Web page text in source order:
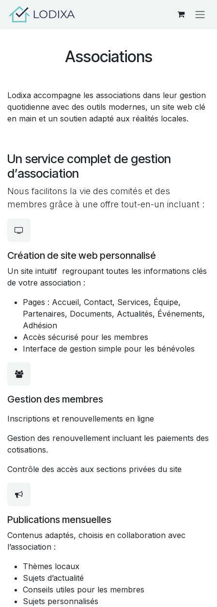
Se rendre au contenu
Associations
Lodixa accompagne les associations dans leur gestion
quotidienne avec des outils modernes, un site web clé
en main et un soutien adapté aux réalités locales.
Un service complet de gestion
d’association
Nous facilitons la vie des comités et des
membres grâce à une offre tout-en-un incluant :
Création de site web personnalisé
Un site intuitif regroupant toutes les informations clés
de votre association :
Pages : Accueil, Contact, Services, Équipe,
Partenaires, Documents, Actualités, Événements,
Adhésion
Accès sécurisé pour les membres
Interface de gestion simple pour les bénévoles
Gestion des membres
Inscriptions et renouvellements en ligne
Gestion des renouvellement incluant les paiements des
cotisations.
Contrôle des accès aux sections privées du site
Publications mensuelles
Contenus adaptés, choisis en collaboration avec
l’association :
Thèmes locaux
Sujets d’actualité
Conseils utiles pour les membres
Sujets personnalisés